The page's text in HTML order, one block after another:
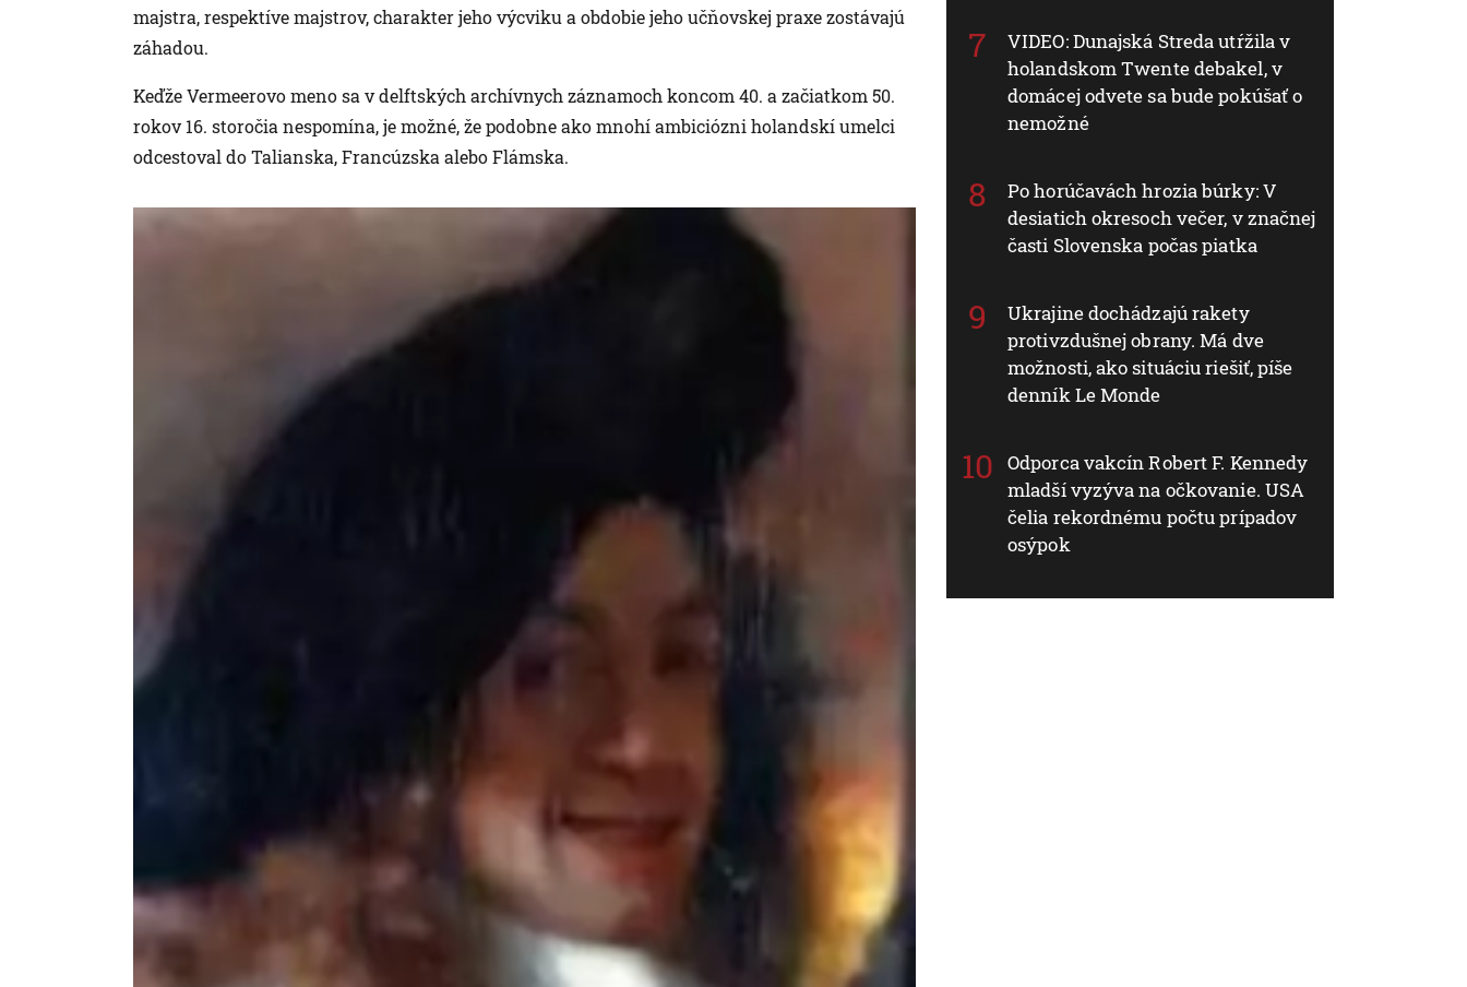
majstra, respektíve majstrov, charakter jeho výcviku a obdobie jeho učňovskej praxe zostávajú
záhadou.
Keďže Vermeerovo meno sa v delftských archívnych záznamoch koncom 40. a začiatkom 50.
rokov 16. storočia nespomína, je možné, že podobne ako mnohí ambiciózni holandskí umelci
odcestoval do Talianska, Francúzska alebo Flámska.
VIDEO: Dunajská Streda utŕžila v
holandskom Twente debakel, v
domácej odvete sa bude pokúšať o
nemožné
Po horúčavách hrozia búrky: V
desiatich okresoch večer, v značnej
časti Slovenska počas piatka
Ukrajine dochádzajú rakety
protivzdušnej obrany. Má dve
možnosti, ako situáciu riešiť, píše
denník Le Monde
Odporca vakcín Robert F. Kennedy
mladší vyzýva na očkovanie. USA
čelia rekordnému počtu prípadov
osýpok